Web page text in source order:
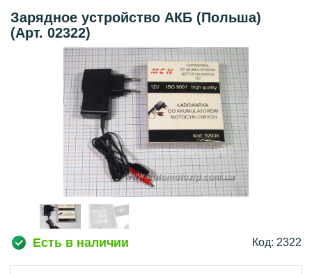
Зарядное устройство АКБ (Польша)
(Арт. 02322)
Есть в наличии Код: 2322